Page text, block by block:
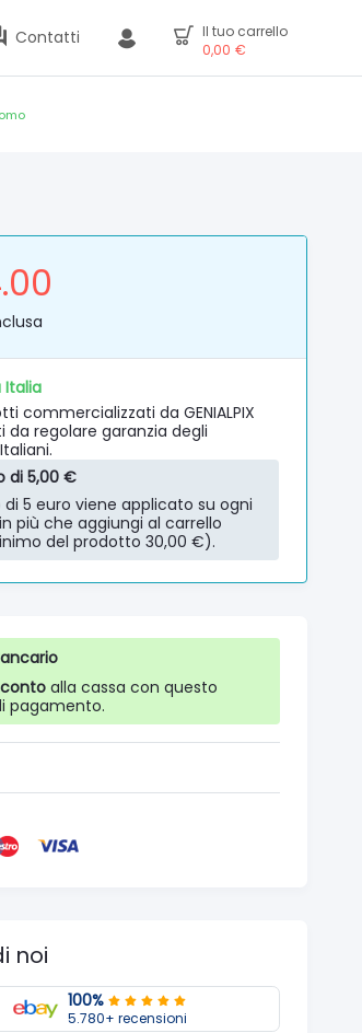
Contatti
Il tuo carrello
0,00 €
Italia
commercializzati da GENIALPIX
da regolare garanzia degli
di 5,00 €
di 5 euro viene applicato su ogni
più che aggiungi al carrello
del prodotto 30,00 €).
alla cassa con questo
pagamento.
noi
100%
5.780+ recensioni